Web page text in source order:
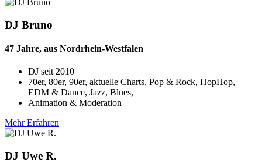
DJ Bruno
47 Jahre, aus Nordrhein-Westfalen
DJ seit 2010
70er, 80er, 90er, aktuelle Charts, Pop & Rock, HopHop,
EDM & Dance, Jazz, Blues,
Animation & Moderation
Mehr Erfahren
DJ Uwe R.